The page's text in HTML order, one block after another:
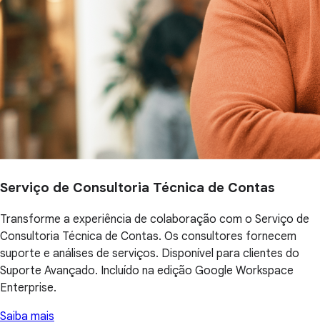
Serviço de Consultoria Técnica de Contas
Transforme a experiência de colaboração com o Serviço de
Consultoria Técnica de Contas. Os consultores fornecem
suporte e análises de serviços. Disponível para clientes do
Suporte Avançado. Incluído na edição Google Workspace
Enterprise.
Saiba mais